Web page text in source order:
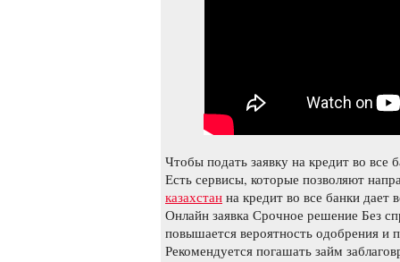
Чтобы подать заявку на кредит во все
Есть сервисы, которые позволяют
казахстан на кредит во все банки
Онлайн заявка Срочное решение Без
повышается вероятность одобрения и
Рекомендуется погашать займ